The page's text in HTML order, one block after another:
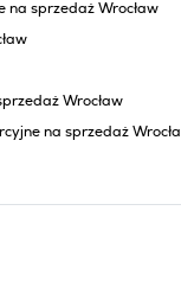
sprzedaż Wrocław
Wrocław
na sprzedaż